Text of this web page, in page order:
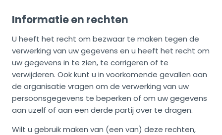
Informatie en rechten
U heeft het recht om bezwaar te maken tegen de
verwerking van uw gegevens en u heeft het recht om
uw gegevens in te zien, te corrigeren of te
verwijderen. Ook kunt u in voorkomende gevallen aan
de organisatie vragen om de verwerking van uw
persoonsgegevens te beperken of om uw gegevens
aan uzelf of aan een derde partij over te dragen.
Wilt u gebruik maken van (een van) deze rechten,